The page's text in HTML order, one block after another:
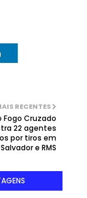
RECENTES
Cruzado
22 agentes
por tiros em
e RMS